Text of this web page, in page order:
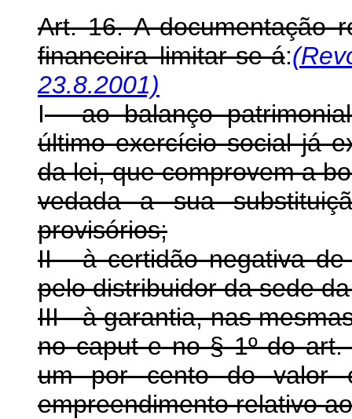
Art. 16. A documentação
financeira limitar-se-á:
23.8.2001)
I- ao balanço
último exercício social já
da lei, que comprovem a
vedada a sua
provisórios;
II - à certidão negativa
pelo distribuidor da sede
III - à garantia, nas
no caput e no § 1º do
um por cento do valor
empreendimento relativo